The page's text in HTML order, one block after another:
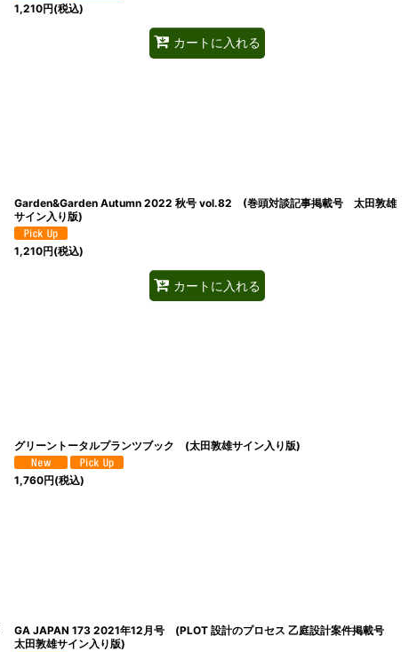
1,210円(税込)
カートに入れる
Garden&Garden Autumn 2022 秋号 vol.82 (巻頭対談記事掲載号 太田敦雄
サイン入り版)
1,210円(税込)
カートに入れる
グリーントータルプランツブック (太田敦雄サイン入り版)
1,760円(税込)
GA JAPAN 173 2021年12月号 (PLOT 設計のプロセス 乙庭設計案件掲載号
太田敦雄サイン入り版)